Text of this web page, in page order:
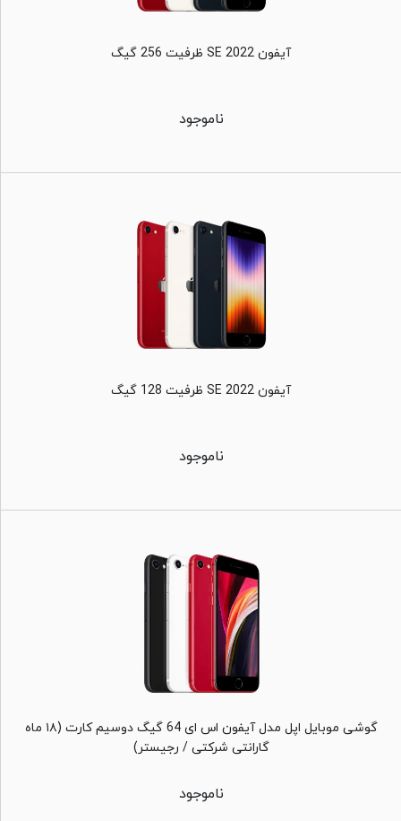
آیفون SE 2022 ظرفیت 256 گیگ
ناموجود
آیفون SE 2022 ظرفیت 128 گیگ
ناموجود
گوشی موبایل اپل مدل آیفون اس ای 64 گیگ دوسیم کارت (۱۸ ماه
گارانتی شرکتی / رجیستر)
ناموجود